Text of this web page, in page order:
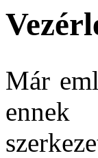
Már
ennek